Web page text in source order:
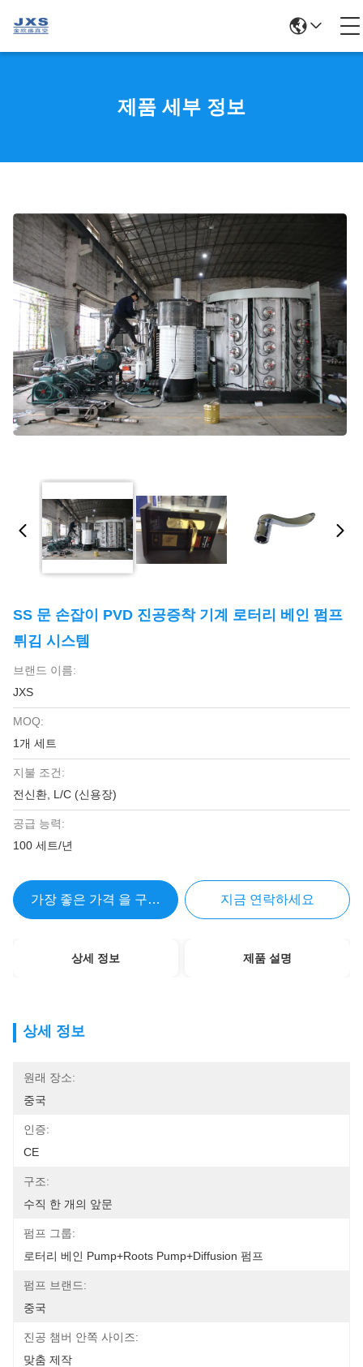
제품 세부 정보
SS 문 손잡이 PVD 진공증착 기계 로터리 베인 펌프
튀김 시스템
브랜드 이름:
JXS
MOQ:
1개 세트
지불 조건:
전신환, L/C (신용장)
공급 능력:
100 세트/년
가장 좋은 가격 을 구하라 지금 연락하세요
상세 정보 제품 설명
상세 정보
원래 장소:
중국
인증:
CE
구조:
수직 한 개의 앞문
펌프 그룹:
로터리 베인 Pump+Roots Pump+Diffusion 펌프
펌프 브랜드:
중국
진공 챔버 안쪽 사이즈:
맞춤 제작